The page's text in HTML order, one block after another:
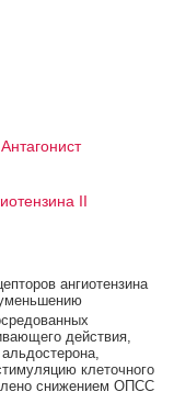
Антагонист
II
ангиотензина
действия,
клеточного
снижением ОПСС